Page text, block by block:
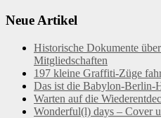
Neue Artikel
Historische Dokumente
Mitgliedschaften
197 kleine Graffiti-Züge
Das ist die Babylon-Berlin-
Warten auf die
Wonderful(l) days – Cover